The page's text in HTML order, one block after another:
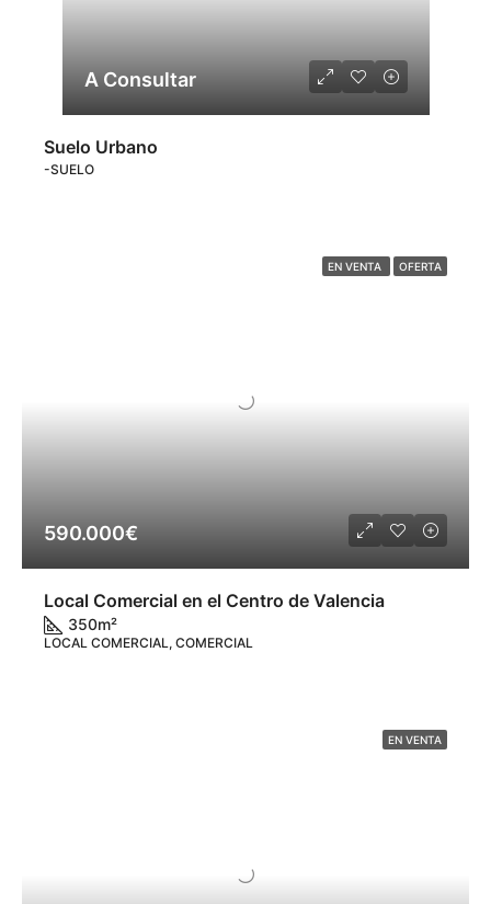
A Consultar
Suelo Urbano
-SUELO
EN VENTA OFERTA
590.000€
Local Comercial en el Centro de Valencia
350m²
LOCAL COMERCIAL, COMERCIAL
EN VENTA